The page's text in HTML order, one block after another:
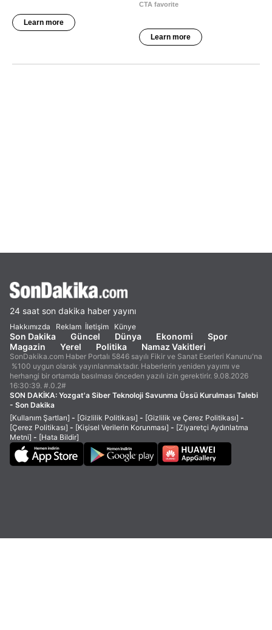
24 saat son dakika haber yayını
Hakkımızda Reklam İletişim Künye
Son Dakika Güncel Dünya Ekonomi
Spor
Magazin
Yerel Politika Namaz Vakitleri
SonDakika.com Haber Portalı 5846 sayılı Fikir ve Sanat Eserleri Kanunu'na
%100 uygun olarak yayınlanmaktadır. Haberlerin yeniden yayımı ve
herhangi bir ortamda basılması önceden yazılı izin gerektirir. 9.08.2026
16:30:39. #.0.2#
SON DAKİKA: Yozgat'a Siber Teknoloji Savunma Üssü Kurulması Talebi
- Son Dakika
[Kullanım Şartları] - [Gizlilik Politikası] - [Gizlilik ve Çerez Politikası] -
[Çerez Politikası] - [Kişisel Verilerin Korunması] - [Ziyaretçi Aydınlatma
Metni] - [Hata Bildir]